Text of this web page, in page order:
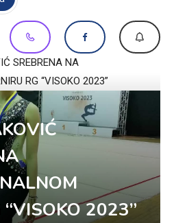
SREBRENA NA
RG “VISOKO 2023”
2023”